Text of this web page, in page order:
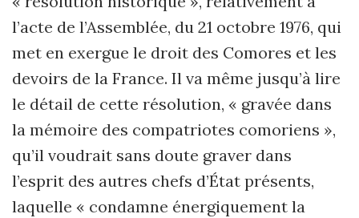
l’acte de l’Assemblée, du 21 octobre 1976, qui
met en exergue le droit des Comores et les
devoirs de la France. Il va même jusqu’à lire
le détail de cette résolution, « gravée dans
la mémoire des compatriotes comoriens »,
qu’il voudrait sans doute graver dans
l’esprit des autres chefs d’État présents,
laquelle « condamne énergiquement la